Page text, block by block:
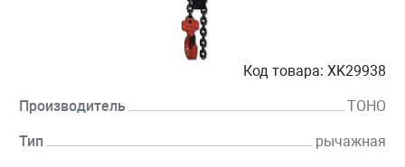
Код товара: XK29938
Производитель TOHO
Тип рычажная